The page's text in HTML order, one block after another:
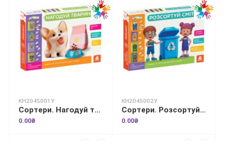
КН2045001У
Сортери. Нагодуй тваринок
0.00₴
КН2045002У
Сортери. Розсортуй сміття
0.00₴